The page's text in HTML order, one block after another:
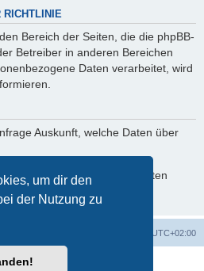
um dir den
der Nutzung zu
RICHTLINIE
Bereich der Seiten, die die phpBB-
Betreiber in anderen Bereichen
Daten verarbeitet, wird
Auskunft, welche Daten über
bzw. Sperrung deiner Daten
bitte den Betreiber.
UTC+02:00
Forum Software © phpBB Limited